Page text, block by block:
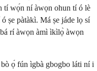
tí wọ́n ní àwọn ohun tí ó lè
ṣe pàtàkì. Má ṣe jáde lọ sí
rí àwọn àmì ìkìlọ̀ àwọn
ọ́ fún ìgbà gbogbo láti ní i